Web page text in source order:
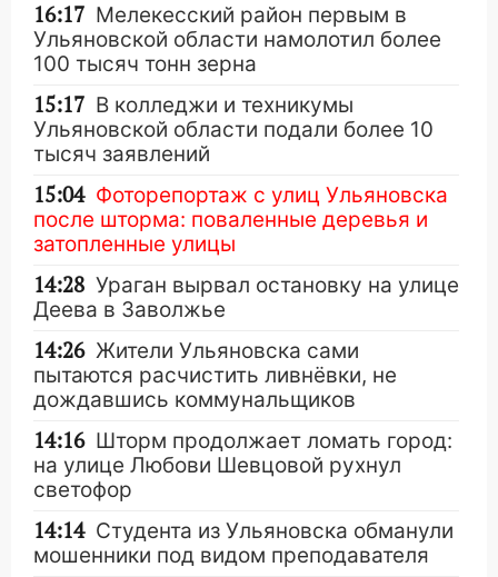
16:17 Мелекесский район первым в
Ульяновской области намолотил более
100 тысяч тонн зерна
15:17 В колледжи и техникумы
Ульяновской области подали более 10
тысяч заявлений
15:04 Фоторепортаж с улиц Ульяновска
после шторма: поваленные деревья и
затопленные улицы
14:28 Ураган вырвал остановку на улице
Деева в Заволжье
14:26 Жители Ульяновска сами
пытаются расчистить ливнёвки, не
дождавшись коммунальщиков
14:16 Шторм продолжает ломать город:
на улице Любови Шевцовой рухнул
светофор
14:14 Студента из Ульяновска обманули
мошенники под видом преподавателя